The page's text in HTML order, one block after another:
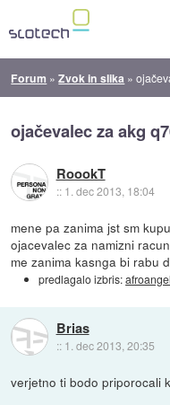
Forum »Zvok in slika »
ojačevalec za akg
RoookT
:: 1. dec 2013, 18:04
mene pa zanima jst sm
ojacevalec za namizni
me zanima kasnga bi rabu
predlagalo izbris:
Brias
:: 1. dec 2013, 20:35
verjetno ti bodo priporocali